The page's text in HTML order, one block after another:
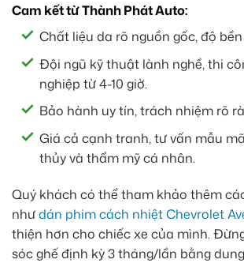
Cam kết từ Thành Phát Auto:
Chất liệu da rõ nguồn gốc, độ
Đội ngũ kỹ thuật lành nghề, thi
nghiệp từ 4-10 giờ.
Bảo hành uy tín, trách nhiệm rõ
Giá cả cạnh tranh, tư vấn mẫu
thủy và thẩm mỹ cá nhân.
Quý khách có thể tham khảo thêm
nhưdán phim cách nhiệt Chevrolet
thiện hơn cho chiếc xe của mình.
sóc ghế định kỳ 3 tháng/lần bằng